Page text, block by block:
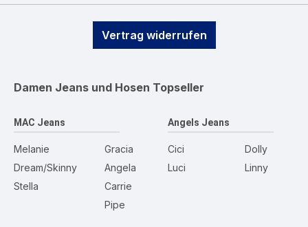
Vertrag widerrufen
Damen Jeans und Hosen Topseller
MAC Jeans
Melanie
Dream/Skinny
Stella
Gracia
Angela
Carrie
Pipe
Angels Jeans
Cici
Luci
Dolly
Linny